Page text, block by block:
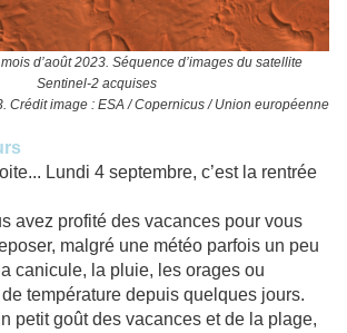
d’août 2023. Séquence d’images du satellite
Sentinel-2 acquises
Crédit image : ESA / Copernicus / Union européenne
Lundi 4 septembre, c’est la rentrée
avez profité des vacances pour vous
malgré une météo parfois un peu
canicule, la pluie, les orages ou
température depuis quelques jours.
petit goût des vacances et de la plage,